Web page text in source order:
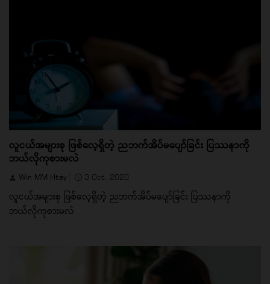
လူငယ်အများစု ဖြစ်လေ့ရှိတဲ့ ညဘက်အိပ်မပျော်ခြင်း ပြဿနာကို
ဘယ်လိုကုစားမလဲ
Win MM Htay 3 Oct, 2020
လူငယ်အများစု ဖြစ်လေ့ရှိတဲ့ ညဘက်အိပ်မပျော်ခြင်း ပြဿနာကို
ဘယ်လိုကုစားမလဲ